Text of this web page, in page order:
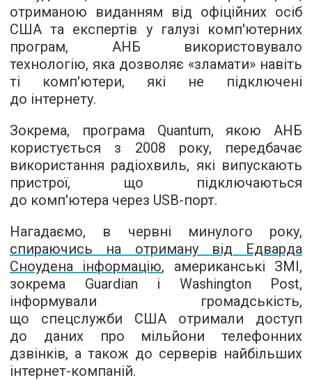
отриманою виданням від офіційних осіб
США та експертів у галузі комп'ютерних
програм, АНБ використовувало
технологію, яка дозволяє «зламати» навіть
ті комп'ютери, які не підключені
до інтернету.
Зокрема, програма Quantum, якою АНБ
користується з 2008 року, передбачає
використання радіохвиль, які випускають
пристрої, що підключаються
до комп'ютера через USB-порт.
Нагадаємо, в червні минулого року,
спираючись на отриману від Едварда
Сноудена інформацію, американські ЗМІ,
зокрема Guardian і Washington Post,
інформували громадськість,
що спецслужби США отримали доступ
до даних про мільйони телефонних
дзвінків, а також до серверів найбільших
інтернет-компаній.